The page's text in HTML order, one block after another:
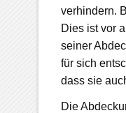
verhindern.
Dies ist vor
seiner
für sich
dass sie
Die